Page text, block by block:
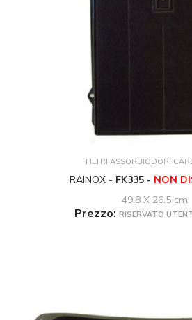
FILTRI ASSORBIODORI
RAINOX - FK335 - NON
49.8 X 26.5 cm.
Prezzo: RISERVATO